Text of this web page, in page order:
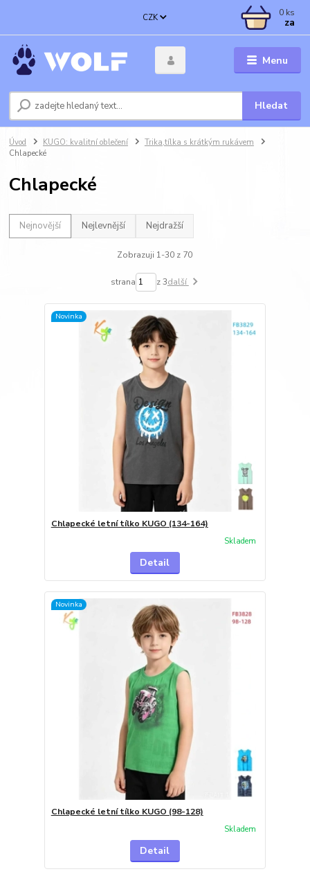
Menu
CZK
Hledat
0 ks
za
Úvod KUGO: kvalitní oblečení
Trika,tílka s krátkým rukávem
Chlapecké
Chlapecké
Nejnovější Nejlevnější Nejdražší
Zobrazuji 1-30 z 70
strana z 3další
Novinka
Chlapecké letní tílko KUGO (134-164)
Skladem
Detail
Novinka
Chlapecké letní tílko KUGO (98-128)
Skladem
Detail